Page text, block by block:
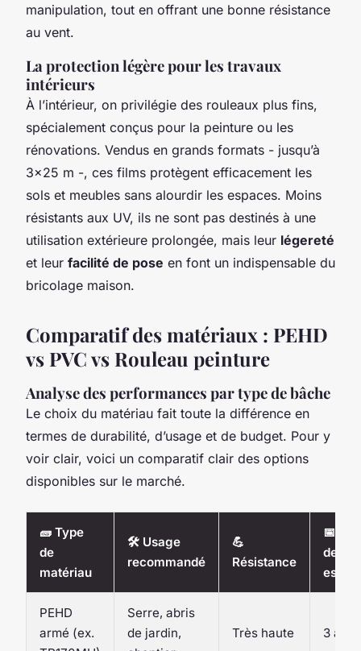
manipulation, tout en offrant une bonne résistance
au vent.
La protection légère pour les travaux
intérieurs
À l’intérieur, on privilégie des rouleaux plus fins,
spécialement conçus pour la peinture ou les
rénovations. Vendus en grands formats - jusqu’à
3x25 m -, ces films protègent efficacement les
sols et meubles sans alourdir les espaces. Moins
résistants aux UV, ils ne sont pas destinés à une
utilisation extérieure prolongée, mais leur légereté
et leur facilité de pose en font un indispensable du
bricolage maison.
Comparatif des matériaux : PEHD
vs PVC vs Rouleau peinture
Analyse des performances par type de bâche
Le choix du matériau fait toute la différence en
termes de durabilité, d’usage et de budget. Pour y
voir clair, voici un comparatif clair des options
disponibles sur le marché.
🧱 Type
de
matériau
🛠️ Usage
recommandé
💪
Résistance
📅
de vie
PEHD
armé (ex.
Serre, abris
de jardin,
Très haute 3 à 5